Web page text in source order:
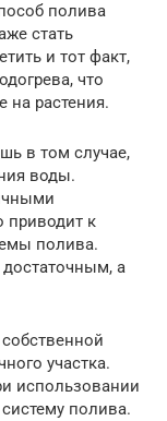
полива
стать
и тот факт,
что
на растения.
в том случае,
воды.
приводит к
полива.
а
участка.
использовании
полива.